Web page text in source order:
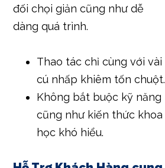
đối chọi giản cũng như dễ
dàng quá trình.
Thao tác chỉ cùng với vài
cú nhấp khiêm tốn chuột.
Không bắt buộc kỹ năng
cũng như kiến thức khoa
học khó hiểu.